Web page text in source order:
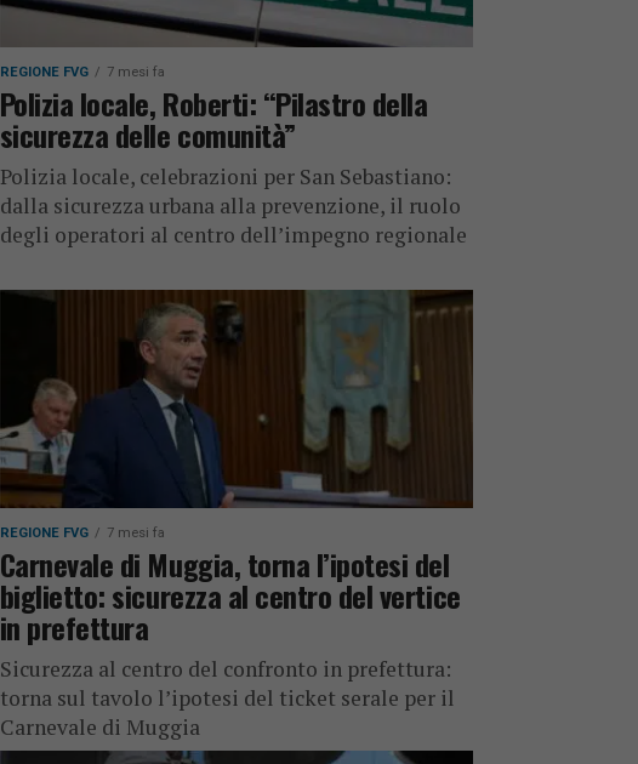
REGIONE FVG 7 mesi fa
Polizia locale, Roberti: “Pilastro della
sicurezza delle comunità”
Polizia locale, celebrazioni per San Sebastiano:
dalla sicurezza urbana alla prevenzione, il ruolo
degli operatori al centro dell’impegno regionale
REGIONE FVG 7 mesi fa
Carnevale di Muggia, torna l’ipotesi del
biglietto: sicurezza al centro del vertice
in prefettura
Sicurezza al centro del confronto in prefettura:
torna sul tavolo l’ipotesi del ticket serale per il
Carnevale di Muggia